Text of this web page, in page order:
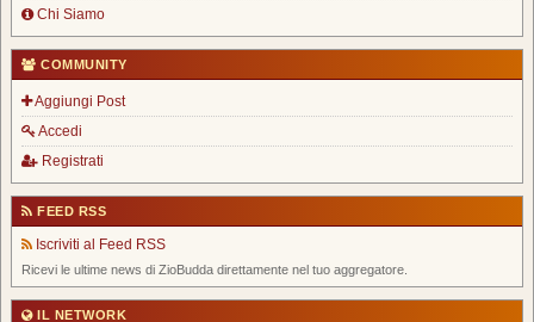
Chi Siamo
COMMUNITY
Aggiungi Post
Accedi
Registrati
FEED RSS
Iscriviti al Feed RSS
Ricevi le ultime news di ZioBudda direttamente nel tuo aggregatore.
IL NETWORK